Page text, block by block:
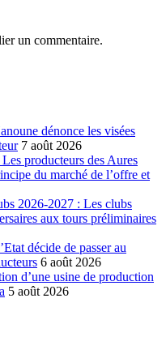
un commentaire.
dénonce les visées
7 août 2026
producteurs des Aures
du marché de l’offre et
2026-2027 : Les clubs
aux tours préliminaires
décide de passer au
6 août 2026
d’une usine de production
5 août 2026